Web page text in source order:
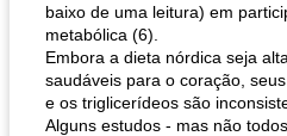
baixo de uma leitura) em
metabólica (6).
Embora a dieta nórdica seja
saudáveis ​​para o coração,
e os triglicerídeos são
Alguns estudos - mas não